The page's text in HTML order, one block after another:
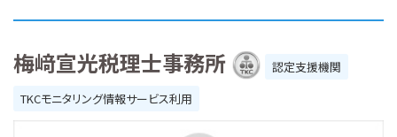
梅﨑宣光税理士事務所
認定支援機関
TKCモニタリング情報サービス利用